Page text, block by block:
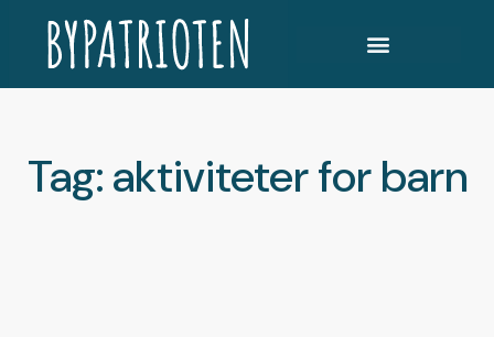
Tag: aktiviteter for barn